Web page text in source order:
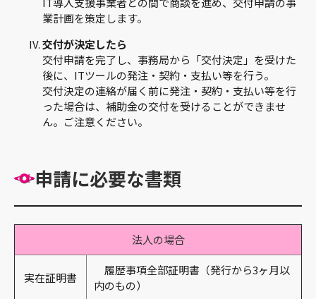
業計画を策定します。
交付が決定したら
交付申請を完了し、事務局から「交付決定」を受けた
後に、ITツールの発注・契約・支払い等を行う。
交付決定の連絡が届く前に発注・契約・支払い等を行
った場合は、補助金の交付を受けることができませ
ん。ご注意ください。
申請に必要な書類
法人の場合
実在証明書
履歴事項全部証明書（発行から3ヶ月以
内のもの）